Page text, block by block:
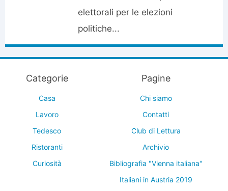
elettorali per le elezioni
politiche...
Categorie
Casa
Lavoro
Tedesco
Ristoranti
Curiosità
Pagine
Chi siamo
Contatti
Club di Lettura
Archivio
Bibliografia "Vienna italiana"
Italiani in Austria 2019